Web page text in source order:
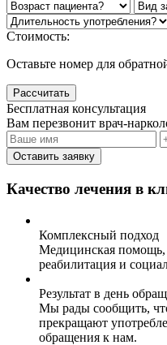
Стоимость:
Оставьте номер для
Рассчитать
Бесплатная консультация
Вам перезвонит врач-
Оставить заявку
Качество лечения в
Комплексный подход
Медицинская помощь,
реабилитация и
Результат в день
Мы рады сообщить,
прекращают
обращения к нам.